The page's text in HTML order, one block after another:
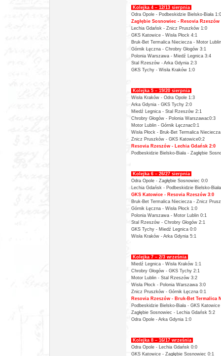
Kolejka 4 – 12/13 sierpnia
Odra Opole - Podbeskidzie Bielsko-Biała 1:0
Zagłębie Sosnowiec - Resovia Rzeszów
Lechia Gdańsk - Znicz Pruszków 1:0
GKS Katowice - Wisła Płock 4:1
Bruk-Bet Termalica Nieciecza - Motor
Górnik Łęczna - Chrobry Głogów 3:1
Polonia Warszawa - Miedź Legnica 3:4
Stal Rzeszów - Arka Gdynia 2:3
GKS Tychy - Wisła Kraków 1:0
Kolejka 5 – 19/20 sierpnia
Wisła Kraków - Odra Opole 1:3
Arka Gdynia - GKS Tychy 2:0
Miedź Legnica - Stal Rzeszów 2:1
Chrobry Głogów - Polonia Warszawac0:3
Motor Lublin - Górnik Łęcznac0:1
Wisła Płock - Bruk-Bet Termalica
Znicz Pruszków - GKS Katowice0:2
Resovia Rzeszów - Lechia Gdańsk 2:0
Podbeskidzie Bielsko-Biała - Zagłębie
Kolejka 6 – 26/27 sierpnia
Odra Opole - Zagłębie Sosnowiec 0:0
Lechia Gdańsk - Podbeskidzie Bielsko-
GKS Katowice - Resovia Rzeszów 3:0
Bruk-Bet Termalica Nieciecza - Znicz
Górnik Łęczna - Wisła Płock 1:0
Polonia Warszawa - Motor Lublin 0:1
Stal Rzeszów - Chrobry Głogów 2:1
GKS Tychy - Miedź Legnica 0:0
Wisła Kraków - Arka Gdynia 5:1
Kolejka 7 – 2/3 września
Miedź Legnica - Wisła Kraków 1:1
Chrobry Głogów - GKS Tychy 2:1
Motor Lublin - Stal Rzeszów 3:2
Wisła Płock - Polonia Warszawa 3:0
Znicz Pruszków - Górnik Łęczna 0:1
Resovia Rzeszów - Bruk-Bet Termalica
Podbeskidzie Bielsko-Biała - GKS
Zagłębie Sosnowiec - Lechia Gdańsk 5:2
Odra Opole - Arka Gdynia 1:0
Kolejka 8 – 16/17 września
Odra Opole - Lechia Gdańsk 0:0
GKS Katowice - Zagłębie Sosnowiec 0:1